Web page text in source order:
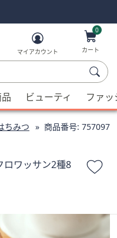
マイアカウント
0
カート
ビューティ ファ
ちみつ 商品番号: 757097
ロワッサン2種8